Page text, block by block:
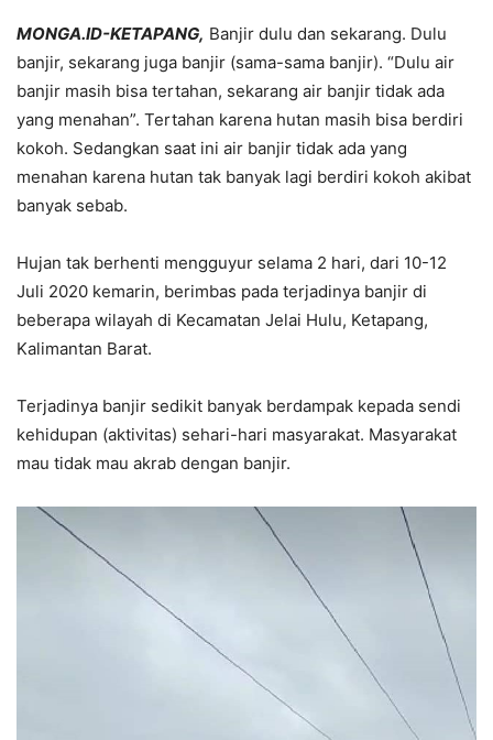
MONGA.ID-KETAPANG, Banjir dulu dan sekarang. Dulu
banjir, sekarang juga banjir (sama-sama banjir). “Dulu air
banjir masih bisa tertahan, sekarang air banjir tidak ada
yang menahan”. Tertahan karena hutan masih bisa berdiri
kokoh. Sedangkan saat ini air banjir tidak ada yang
menahan karena hutan tak banyak lagi berdiri kokoh akibat
banyak sebab.
Hujan tak berhenti mengguyur selama 2 hari, dari 10-12
Juli 2020 kemarin, berimbas pada terjadinya banjir di
beberapa wilayah di Kecamatan Jelai Hulu, Ketapang,
Kalimantan Barat.
Terjadinya banjir sedikit banyak berdampak kepada sendi
kehidupan (aktivitas) sehari-hari masyarakat. Masyarakat
mau tidak mau akrab dengan banjir.